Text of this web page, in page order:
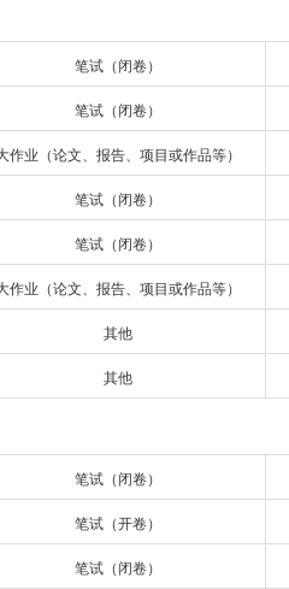
笔试（闭卷）
笔试（闭卷）
作业（论文、报告、项目或作品等）
笔试（闭卷）
笔试（闭卷）
作业（论文、报告、项目或作品等）
其他
其他
笔试（闭卷）
笔试（开卷）
笔试（闭卷）